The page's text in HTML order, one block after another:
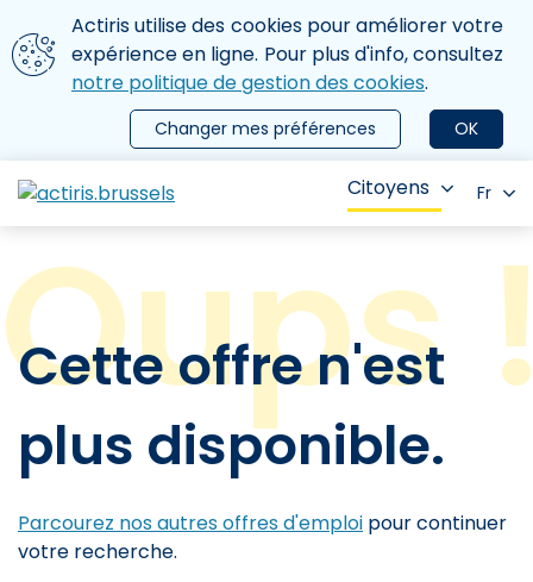
Aller au contenu principal
Nous utilisons des cookies
Actiris utilise des cookies pour améliorer votre
expérience en ligne. Pour plus d'info, consultez
notre politique de gestion des cookies.
OK
Changer mes préférences
le menu
Citoyens Fr
Cette offre n'est
plus disponible.
Parcourez nos autres offres d'emploi pour continuer
votre recherche.